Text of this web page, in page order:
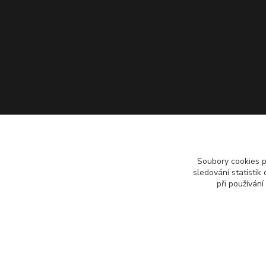
Soubory cookies
sledování statistik
při